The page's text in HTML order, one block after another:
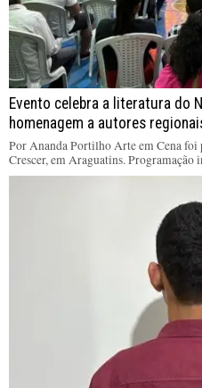
Evento celebra a literatura do
homenagem a autores
Por Ananda Portilho Arte em Cena
Crescer, em Araguatins. Programação